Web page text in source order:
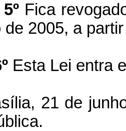
Fica
de 2005, a
Esta Lei entra
de junho de